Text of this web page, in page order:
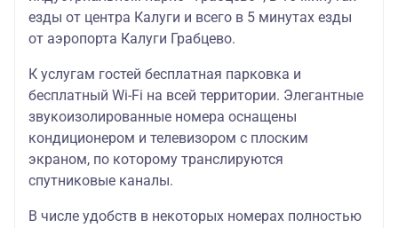
езды от центра Калуги и всего в 5 минутах езды
от аэропорта Калуги Грабцево.
К услугам гостей бесплатная парковка и
бесплатный Wi-Fi на всей территории. Элегантные
звукоизолированные номера оснащены
кондиционером и телевизором с плоским
экраном, по которому транслируются
спутниковые каналы.
В числе удобств в некоторых номерах полностью